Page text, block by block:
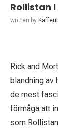
Rollistan
written by
Rick and
blandning av
de mest
förmåga att
som